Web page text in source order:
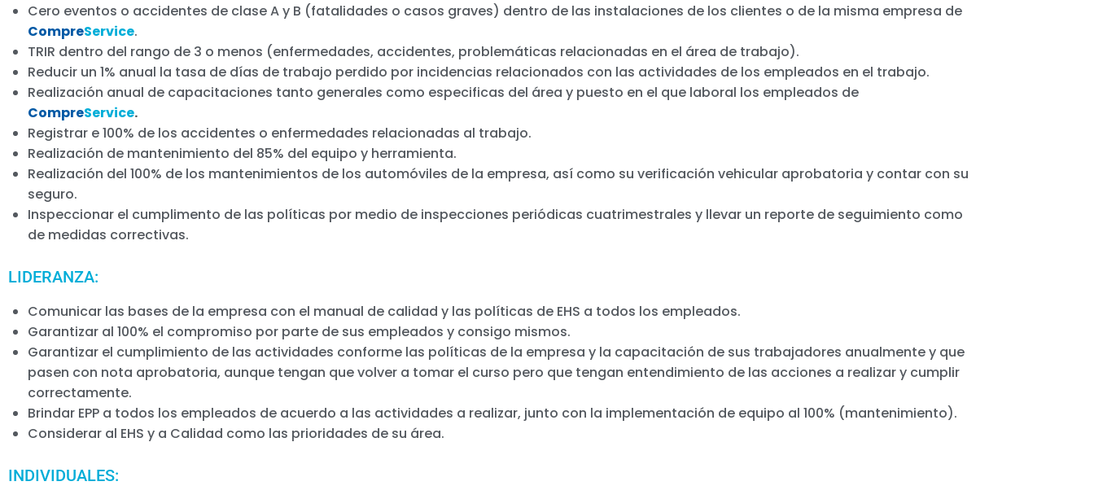
Cero eventos o accidentes de clase A y B (fatalidades o casos graves) dentro de las instalaciones de los clientes o de la misma empresa de
CompreService.
TRIR dentro del rango de 3 o menos (enfermedades, accidentes, problemáticas relacionadas en el área de trabajo).
Reducir un 1% anual la tasa de días de trabajo perdido por incidencias relacionados con las actividades de los empleados en el trabajo.
Realización anual de capacitaciones tanto generales como especificas del área y puesto en el que laboral los empleados de
CompreService.
Registrar e 100% de los accidentes o enfermedades relacionadas al trabajo.
Realización de mantenimiento del 85% del equipo y herramienta.
Realización del 100% de los mantenimientos de los automóviles de la empresa, así como su verificación vehicular aprobatoria y contar con su
seguro.
Inspeccionar el cumplimento de las políticas por medio de inspecciones periódicas cuatrimestrales y llevar un reporte de seguimiento como
de medidas correctivas.
LIDERANZA:
Comunicar las bases de la empresa con el manual de calidad y las políticas de EHS a todos los empleados.
Garantizar al 100% el compromiso por parte de sus empleados y consigo mismos.
Garantizar el cumplimiento de las actividades conforme las políticas de la empresa y la capacitación de sus trabajadores anualmente y que
pasen con nota aprobatoria, aunque tengan que volver a tomar el curso pero que tengan entendimiento de las acciones a realizar y cumplir
correctamente.
Brindar EPP a todos los empleados de acuerdo a las actividades a realizar, junto con la implementación de equipo al 100% (mantenimiento).
Considerar al EHS y a Calidad como las prioridades de su área.
INDIVIDUALES: